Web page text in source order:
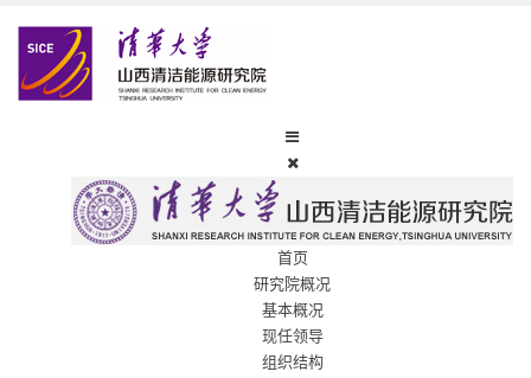
首页
研究院概况
基本概况
现任领导
组织结构